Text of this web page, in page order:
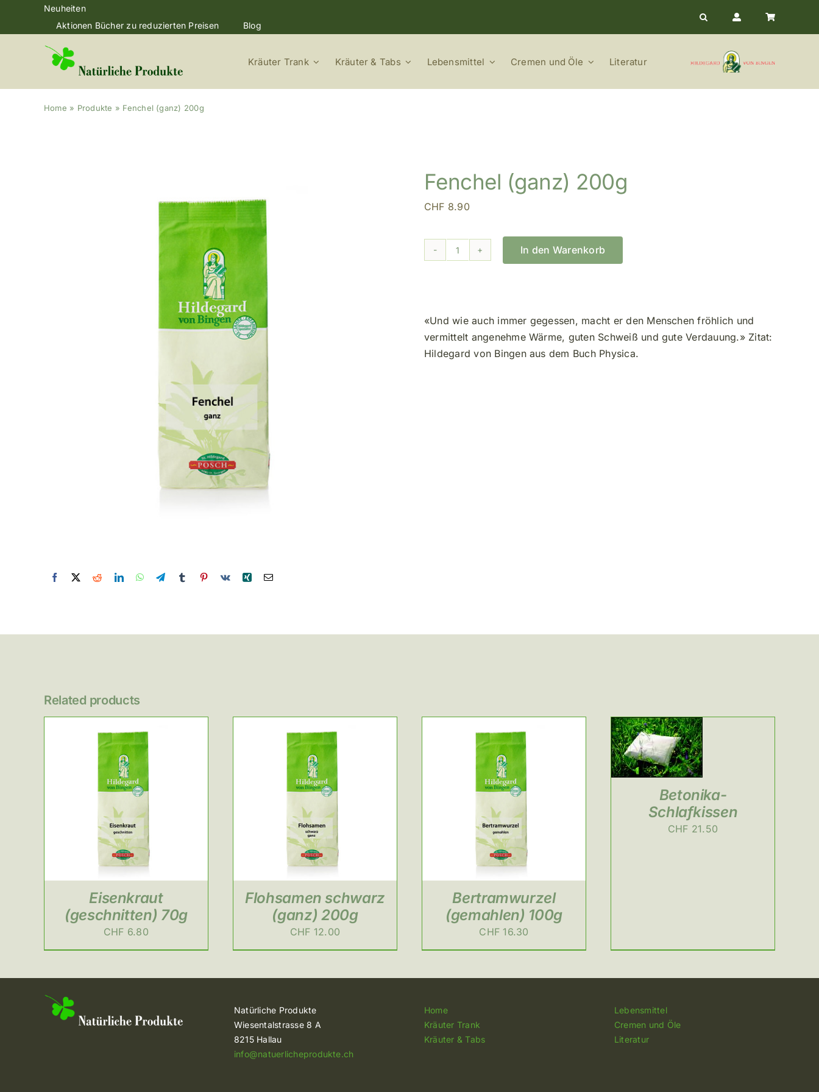
Neuheiten
Aktionen Bücher zu reduzierten Preisen
Blog
Kräuter Trank Kräuter & Tabs Lebensmittel Cremen und Öle Literatur
Home » Produkte » Fenchel (ganz) 200g
Fenchel (ganz) 200g
CHF 8.90
Fenchel
In den Warenkorb
«Und wie auch immer gegessen, macht er den Menschen fröhlich und
vermittelt angenehme Wärme, guten Schweiß und gute Verdauung.» Zitat:
Hildegard von Bingen aus dem Buch Physica.
Related products
Eisenkraut
(geschnitten) 70g
CHF 6.80
Flohsamen schwarz
(ganz) 200g
CHF 12.00
Bertramwurzel
(gemahlen) 100g
CHF 16.30
Betonika-
Schlafkissen
CHF 21.50
Natürliche Produkte
Wiesentalstrasse 8 A
8215 Hallau
info@natuerlicheprodukte.ch
Home
Kräuter Trank
Kräuter & Tabs
Lebensmittel
Cremen und Öle
Literatur